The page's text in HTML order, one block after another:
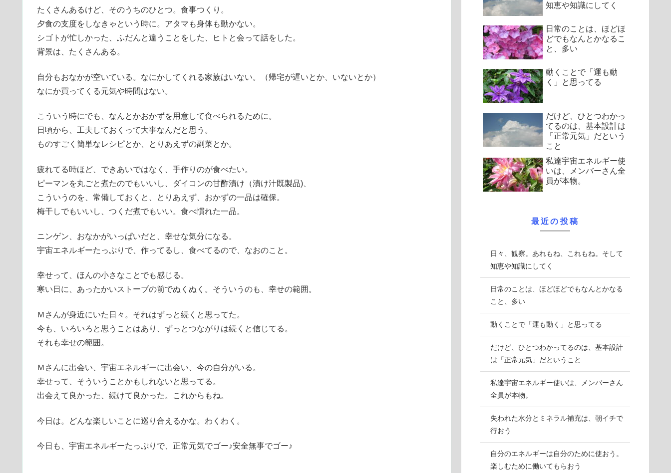
たくさんあるけど、そのうちのひとつ。食事つくり。
夕食の支度をしなきゃという時に。アタマも身体も動かない。
シゴトが忙しかった、ふだんと違うことをした、ヒトと会って話をした。
背景は、たくさんある。
自分もおなかが空いている。なにかしてくれる家族はいない。（帰宅が遅いとか、いないとか）
なにか買ってくる元気や時間はない。
こういう時にでも、なんとかおかずを用意して食べられるために。
日頃から、工夫しておくって大事なんだと思う。
ものすごく簡単なレシピとか、とりあえずの副菜とか。
疲れてる時ほど、できあいではなく、手作りのが食べたい。
ピーマンを丸ごと煮たのでもいいし、ダイコンの甘酢漬け（漬け汁既製品)、
こういうのを、常備しておくと、とりあえず、おかずの一品は確保。
梅干しでもいいし、つくだ煮でもいい。食べ慣れた一品。
ニンゲン、おなかがいっぱいだと、幸せな気分になる。
宇宙エネルギーたっぷりで、作ってるし、食べてるので、なおのこと。
幸せって、ほんの小さなことでも感じる。
寒い日に、あったかいストーブの前でぬくぬく。そういうのも、幸せの範囲。
Ｍさんが身近にいた日々。それはずっと続くと思ってた。
今も、いろいろと思うことはあり、ずっとつながりは続くと信じてる。
それも幸せの範囲。
Ｍさんに出会い、宇宙エネルギーに出会い、今の自分がいる。
幸せって、そういうことかもしれないと思ってる。
出会えて良かった、続けて良かった。これからもね。
今日は。どんな楽しいことに巡り合えるかな。わくわく。
今日も、宇宙エネルギーたっぷりで、正常元気でゴー♪安全無事でゴー♪
知恵や知識にしてく
日常のことは、ほどほ
どでもなんとかなるこ
と、多い
動くことで「運も動
く」と思ってる
だけど、ひとつわかっ
てるのは、基本設計は
「正常元気」だという
こと
私達宇宙エネルギー使
いは、メンバーさん全
員が本物。
最近の投稿
日々、観察。あれもね、これもね。そして
知恵や知識にしてく
日常のことは、ほどほどでもなんとかなる
こと、多い
動くことで「運も動く」と思ってる
だけど、ひとつわかってるのは、基本設計
は「正常元気」だということ
私達宇宙エネルギー使いは、メンバーさん
全員が本物。
失われた水分とミネラル補充は、朝イチで
行おう
自分のエネルギーは自分のために使おう。
楽しむために働いてもらおう